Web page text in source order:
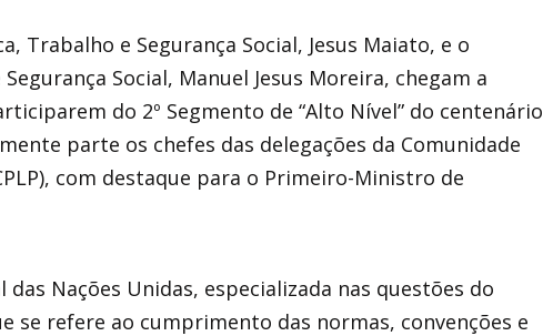
Trabalho e Segurança Social, Jesus Maiato, e o
Social, Manuel Jesus Moreira, chegam a
do 2º Segmento de “Alto Nível” do centenário
parte os chefes das delegações da Comunidade
com destaque para o Primeiro-Ministro de
Nações Unidas, especializada nas questões do
se refere ao cumprimento das normas, convenções e